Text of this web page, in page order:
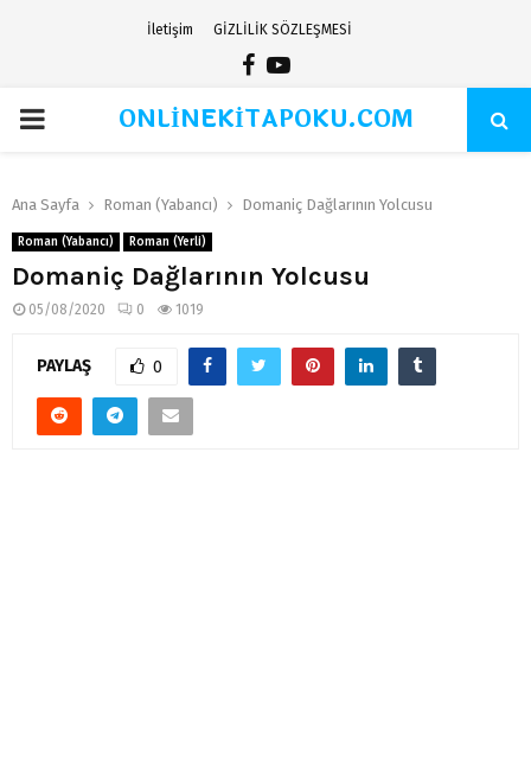
İletişim GİZLİLİK SÖZLEŞMESİ
Facebook
Youtube
PRIMARYONLİNEKİTAPOKU.COM
Ana Sayfa Roman (Yabancı) Domaniç Dağlarının Yolcusu
Roman (Yabancı) Roman (Yerli)
Domaniç Dağlarının Yolcusu
05/08/2020 0 1019
PAYLAŞ 0